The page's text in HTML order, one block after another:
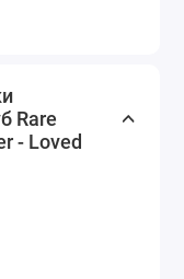
более
или
гиалуроновой
для
Rare
- Loved